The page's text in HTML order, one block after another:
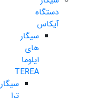
دستگاه
آیکاس
سیگار
های
ایلوما
TEREA
سیگار